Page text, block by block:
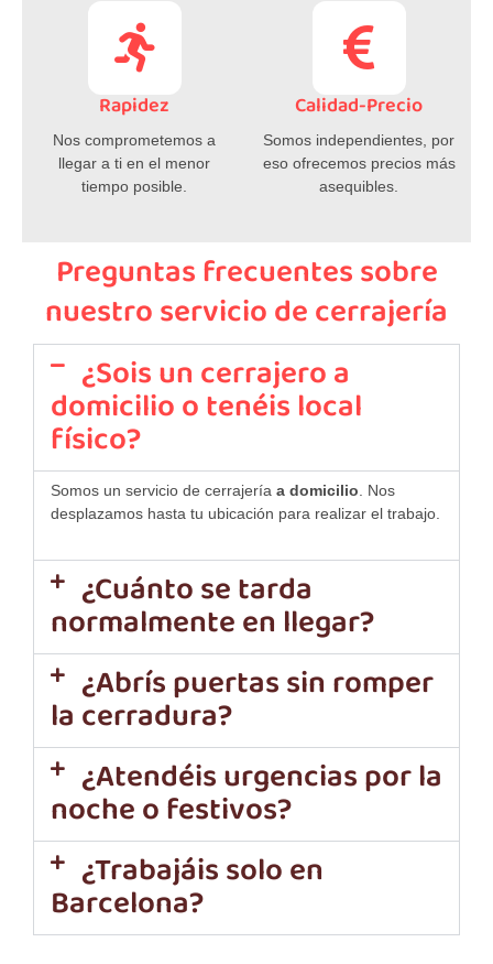
Rapidez
Nos comprometemos a
llegar a ti en el menor
tiempo posible.
Calidad-Precio
Somos independientes, por
eso ofrecemos precios más
asequibles.
Preguntas frecuentes sobre
nuestro servicio de cerrajería
¿Sois un cerrajero a
domicilio o tenéis local
físico?
Somos un servicio de cerrajería a domicilio . Nos
desplazamos hasta tu ubicación para realizar el trabajo.
¿Cuánto se tarda
normalmente en llegar?
¿Abrís puertas sin romper
la cerradura?
¿Atendéis urgencias por la
noche o festivos?
¿Trabajáis solo en
Barcelona?